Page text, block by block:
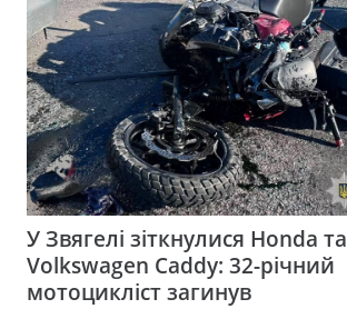
У Звягелі зіткнулися Honda та
Volkswagen Caddy: 32-річний
мотоцикліст загинув